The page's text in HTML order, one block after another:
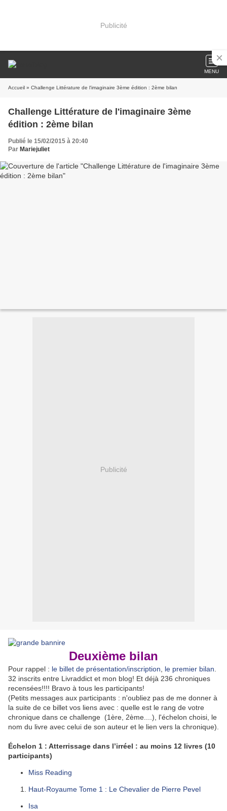
Publicité
MENU
Accueil » Challenge Littérature de l'imaginaire 3ème édition : 2ème bilan
Challenge Littérature de l'imaginaire 3ème
édition : 2ème bilan
Publié le 15/02/2015 à 20:40
Par Mariejuliet
Publicité
Deuxième bilan
Pour rappel : le billet de présentation/inscription le premier bilan
32 inscrits entre Livraddict et mon blog! Et déjà 236 chroniques
recensées!!!! Bravo à tous les participants!
(Petits messages aux participants : n'oubliez pas de me donner à
la suite de ce billet vos liens avec : quelle est le rang de votre
chronique dans ce challenge (1ère, 2ème....), l'échelon choisi, le
nom du livre avec celui de son auteur et le lien vers la chronique).
Échelon 1 : Atterrissage dans l’irréel : au moins 12 livres (10
participants)
Miss Reading
Haut-Royaume Tome 1 : Le Chevalier de Pierre Pevel
Isa